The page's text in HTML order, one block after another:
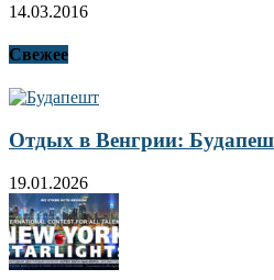
14.03.2016
Свежее
Отдых в Венгрии:
19.01.2026